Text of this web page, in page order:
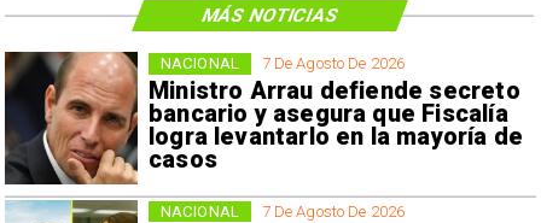
7 De Agosto De 2026
Ministro Arrau defiende secreto
bancario y asegura que Fiscalía
logra levantarlo en la mayoría de
casos
NACIONAL
7 De Agosto De 2026
NACIONAL
MÁS NOTICIAS